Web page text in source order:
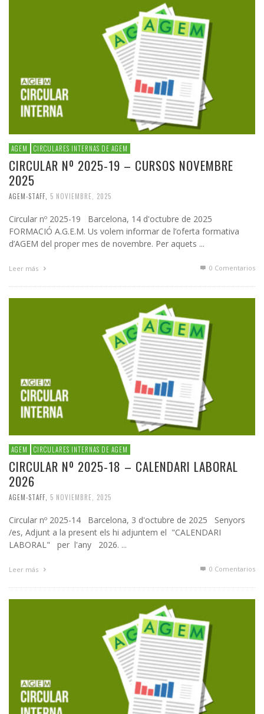
AGEM CIRCULARES INTERNAS DE AGEM
CIRCULAR Nº 2025-19 – CURSOS NOVEMBRE
2025
AGEM-STAFF 5 NOVIEMBRE, 2025
Circular nº 2025-19 Barcelona, 14 d'octubre de 2025
FORMACIÓ A.G.E.M. Us volem informar de l’oferta formativa
d’AGEM del proper mes de novembre. Per aquets ...
Leer más 0 Comentarios
AGEM CIRCULARES INTERNAS DE AGEM
CIRCULAR Nº 2025-18 – CALENDARI LABORAL
2026
AGEM-STAFF 5 NOVIEMBRE, 2025
Circular nº 2025-14 Barcelona, 3 d'octubre de 2025 Senyors
/es, Adjunt a la present els hi adjuntem el "CALENDARI
LABORAL" per l'any 2026. ...
Leer más 0 Comentarios